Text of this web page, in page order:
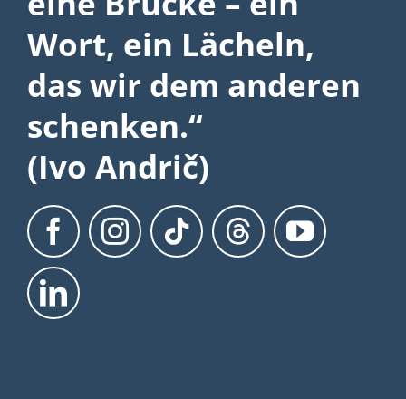
Wort, ein Lächeln,
das wir dem anderen
schenken.“
(Ivo Andrič)